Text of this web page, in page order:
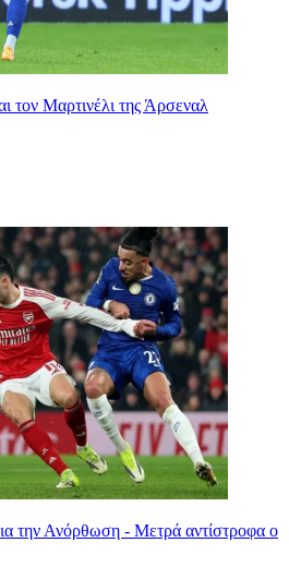
τον Μαρτινέλι της Άρσεναλ
την Ανόρθωση - Μετρά αντίστροφα ο